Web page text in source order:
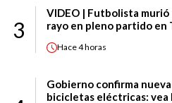
3
VIDEO | Futbolista
rayo en pleno partido en
Hace4 horas
Gobierno confirma
bicicletas eléctricas: vea